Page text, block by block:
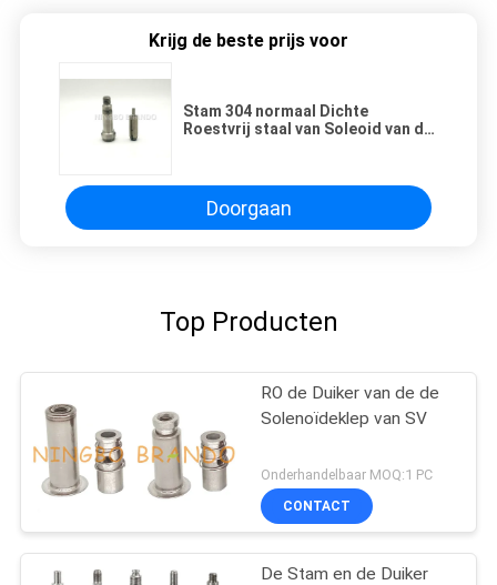
Krijg de beste prijs voor
Stam 304 normaal Dichte
Roestvrij staal van Soleoid van de
Doorgaan
Top Producten
RO de Duiker van de de
Solenoïdeklep van SV
Onderhandelbaar MOQ:1 PC
CONTACT
De Stam en de Duiker